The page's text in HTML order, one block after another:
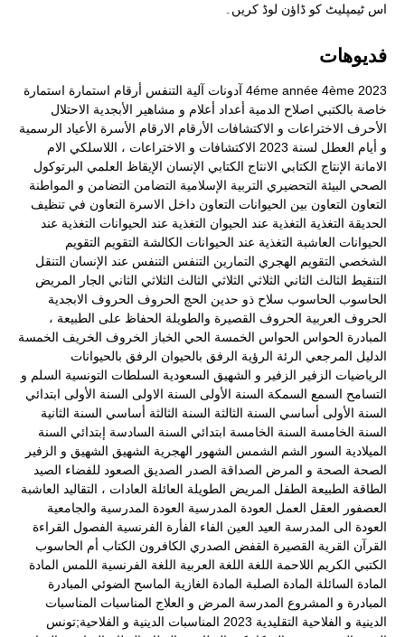
اس ٹیمپلیٹ کو ڈاؤن لوڈ کریں۔
فديوهات
2023
4ème
4éme année آدونات آلية التنفس أرقام استمارة استمارة
خاصة بالكتبي اصلاح الدمية أعداد أعلام و مشاهير الأبجدية الاحتلال
الأحرف الاختراعات و الاكتشافات الأرقام الارقام الأسرة الأعياد الرسمية
و أيام العطل لسنة 2023
الاكتشافات و الاختراعات ، اللاسلكي الام
الامانة الإنتاج الكتابي الانتاج الكتابي الإنسان الإيقاظ العلمي البرتوكول
الصحي البيئة التحضيري التربية الإسلامية التضامن التضامن و المواطنة
التعاون التعاون بين الحيوانات التعاون داخل الاسرة التعاون في تنظيف
الحديقة التغذية التغذية عند الحيوان التغذية عند الحيوانات التغذية عند
الحيوانات العاشبة التغذية عند الحيوانات الكالشة التقويم التقويم
الشخصي التقويم الهجري التمارين التنفس التنفس عند الإنسان التنقل
التنقيط الثالث الثاني الثلاثي الثلاثي الثالث الثلاثي الثاني الجار المريض
الحاسوب الحاسوب سلاح ذو حدين الحج الحروف الحروف الابجدية
الحروف العربية الحروف القصيرة والطويلة الحفاظ على الطبيعة ،
المبادرة الحواس الحواس الخمسة الحي الخباز الخروف الخريف الخمسة
الدليل المرجعي الرئة الرؤية الرفق بالحيوان الرفق بالحيوانات
الرياضيات الزفير الزفير و الشهيق السعودية السلطات التونسية السلم و
التسامح السمع السمكة السنة الأولى السنة الاولى السنة الأولى ابتدائي
السنة الأولى أساسي السنة الثالثة السنة الثالثة أساسي السنة الثانية
السنة الخامسة السنة الخامسة ابتدائي السنة السادسة إبتدائي السنة
الميلادية السور الشم الشمس الشهور الهجرية الشهيق الشهيق و الزفير
الصحة الصحة و المرض الصداقة الصدر الصديق الصعود للفضاء الصيد
الطاقة الطبيعة الطفل المريض الطويلة العائلة العادات ، التقاليد العاشبة
العصفور العقل العمل العودة المدرسية العودة المدرسية والجامعية
العودة الى المدرسة العيد العين الفاء الفأرة الفرنسية الفصول القراءة
القرآن القرية القصيرة القفض الصدري الكافرون الكتاب أم الحاسوب
الكتبي الكريم اللاحمة اللغة اللغة العربية اللغة الفرنسية اللمس المادة
المادة السائلة المادة الصلبة المادة الغازية الماسح الضوئي المبادرة
المبادرة و المشروع المدرسة المرض و العلاج المناسبات المناسبات
الدينية و الفلاحية التقليدية 2023
المناسبات الدينية و الفلاحية;تونس